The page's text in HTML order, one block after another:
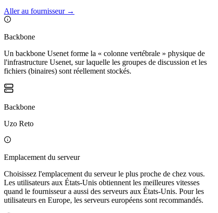
Aller au fournisseur→
Backbone
Un backbone Usenet forme la « colonne vertébrale » physique de
l'infrastructure Usenet, sur laquelle les groupes de discussion et les
fichiers (binaires) sont réellement stockés.
Backbone
Uzo Reto
Emplacement du serveur
Choisissez l'emplacement du serveur le plus proche de chez vous.
Les utilisateurs aux États-Unis obtiennent les meilleures vitesses
quand le fournisseur a aussi des serveurs aux États-Unis. Pour les
utilisateurs en Europe, les serveurs européens sont recommandés.